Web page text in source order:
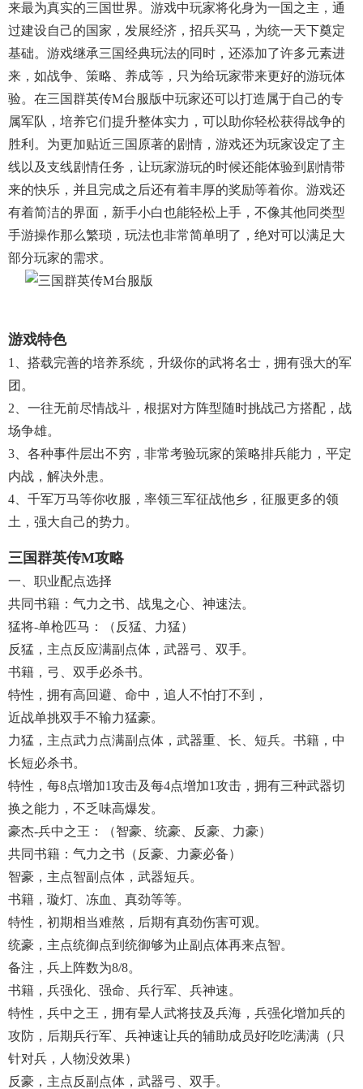
来最为真实的三国世界。游戏中玩家将化身为一国之主，通
过建设自己的国家，发展经济，招兵买马，为统一天下奠定
基础。游戏继承三国经典玩法的同时，还添加了许多元素进
来，如战争、策略、养成等，只为给玩家带来更好的游玩体
验。在三国群英传m台服版中玩家还可以打造属于自己的专
属军队，培养它们提升整体实力，可以助你轻松获得战争的
胜利。为更加贴近三国原著的剧情，游戏还为玩家设定了主
线以及支线剧情任务，让玩家游玩的时候还能体验到剧情带
来的快乐，并且完成之后还有着丰厚的奖励等着你。游戏还
有着简洁的界面，新手小白也能轻松上手，不像其他同类型
手游操作那么繁琐，玩法也非常简单明了，绝对可以满足大
部分玩家的需求。
游戏特色
1、搭载完善的培养系统，升级你的武将名士，拥有强大的军
团。
2、一往无前尽情战斗，根据对方阵型随时挑战己方搭配，战
场争雄。
3、各种事件层出不穷，非常考验玩家的策略排兵能力，平定
内战，解决外患。
4、千军万马等你收服，率领三军征战他乡，征服更多的领
土，强大自己的势力。
三国群英传m攻略
一、职业配点选择
共同书籍：气力之书、战鬼之心、神速法。
猛将-单枪匹马：（反猛、力猛）
反猛，主点反应满副点体，武器弓、双手。
书籍，弓、双手必杀书。
特性，拥有高回避、命中，追人不怕打不到，
近战单挑双手不输力猛豪。
力猛，主点武力点满副点体，武器重、长、短兵。书籍，中
长短必杀书。
特性，每8点增加1攻击及每4点增加1攻击，拥有三种武器切
换之能力，不乏味高爆发。
豪杰-兵中之王：（智豪、统豪、反豪、力豪）
共同书籍：气力之书（反豪、力豪必备）
智豪，主点智副点体，武器短兵。
书籍，璇灯、冻血、真劲等等。
特性，初期相当难熬，后期有真劲伤害可观。
统豪，主点统御点到统御够为止副点体再来点智。
备注，兵上阵数为8/8。
书籍，兵强化、强命、兵行军、兵神速。
特性，兵中之王，拥有晕人武将技及兵海，兵强化增加兵的
攻防，后期兵行军、兵神速让兵的辅助成员好吃吃满满（只
针对兵，人物没效果）
反豪，主点反副点体，武器弓、双手。